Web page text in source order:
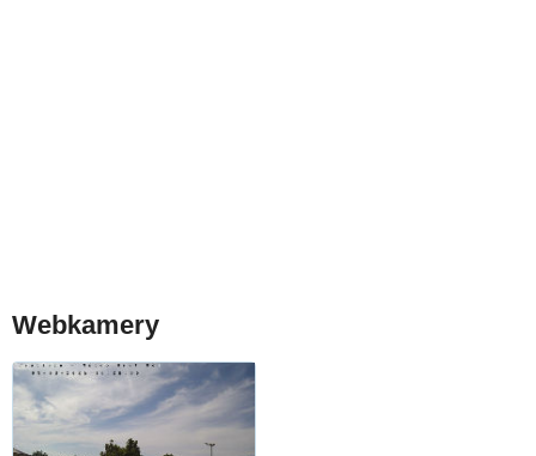
Webkamery